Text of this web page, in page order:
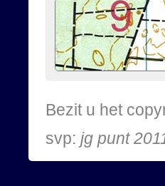
Bezit u het
svp: jg punt